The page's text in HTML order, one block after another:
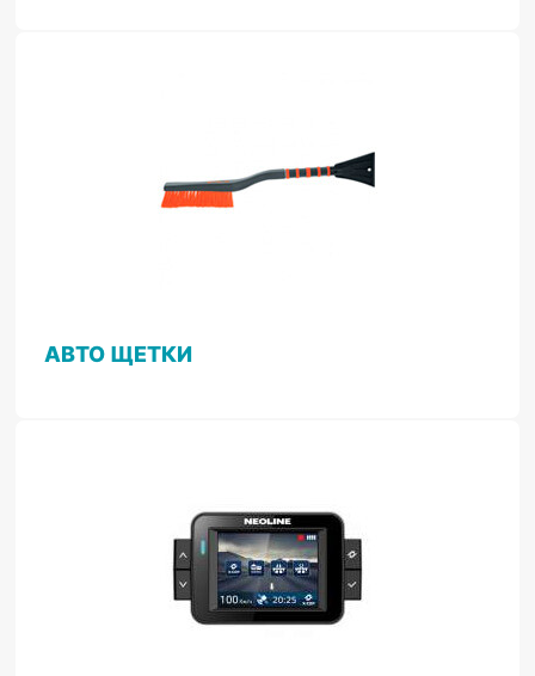
АВТО ЩЕТКИ